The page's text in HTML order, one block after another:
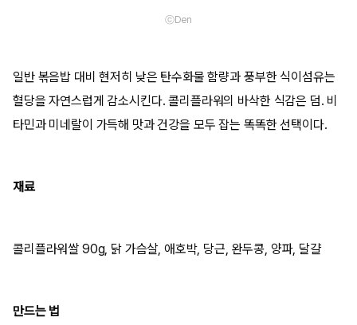
ⓒDen
일반 볶음밥 대비 현저히 낮은 탄수화물 함량과 풍부한 식이섬유는
혈당을 자연스럽게 감소시킨다. 콜리플라워의 바삭한 식감은 덤. 비
타민과 미네랄이 가득해 맛과 건강을 모두 잡는 똑똑한 선택이다.
재료
콜리플라워쌀 90g, 닭 가슴살, 애호박, 당근, 완두콩, 양파, 달걀
만드는 법